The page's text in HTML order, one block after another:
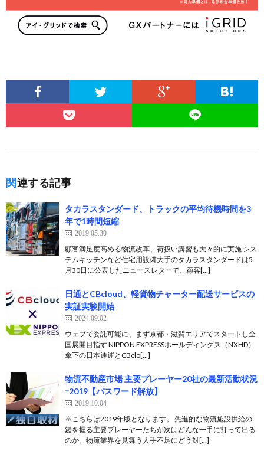
関連する記事
タカラスタンダード、トラックの平均待機時間を3
年で1時間短縮
2019.05.30
顧客満足度高める物流改革、荷扱い講習も大々的に実施 シス
テムキッチンなど住宅用設備大手のタカラスタンダードは5
月30日に公表したニュースレターで、顧客[…]
日通とCBcloud、軽貨物チャーター配送サービスの
実証実験開始
2024.09.02
ウェブで委託可能に、まず京都・滋賀エリアでスタートし全
国展開目指す NIPPON EXPRESSホールディングス（NXHD）
傘下の日本通運とCBclo[…]
物流不動産市場 主要プレーヤー20社の最新活動状況
ｰ2019【パスワード解放】
2019.10.04
※こちらは2019年版となります。 先進的な物流施設供給の
鍵を握る主要プレーヤーたちが次はどんな一手に打って出る
のか。物流業界を見舞う人手不足にどう対[…]